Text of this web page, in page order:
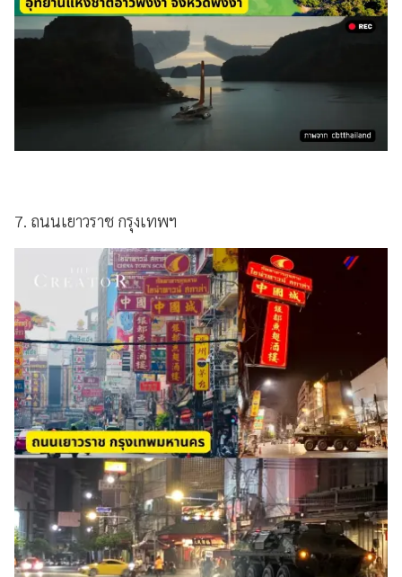
7. ถนนเยาวราช กรุงเทพฯ